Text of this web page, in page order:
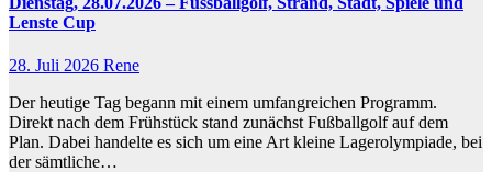
Lenste Cup
28. Juli 2026 Rene
Der heutige Tag begann mit einem umfangreichen Programm.
Direkt nach dem Frühstück stand zunächst Fußballgolf auf dem
Plan. Dabei handelte es sich um eine Art kleine Lagerolympiade, bei
der sämtliche…